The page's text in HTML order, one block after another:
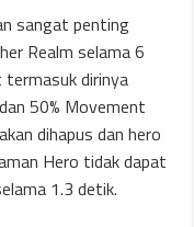
sangat penting
Realm selama 6
dirinya
50% Movement
dihapus dan hero
Hero tidak dapat
1.3 detik.